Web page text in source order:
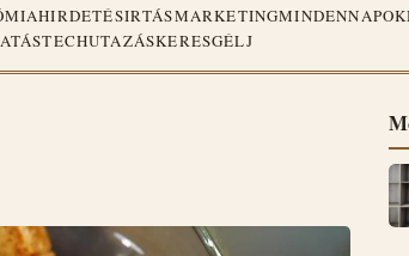
HIRDETÉSIRTÁSMARKETINGMINDENNAPOK
TECHUTAZÁSKERESGÉLJ